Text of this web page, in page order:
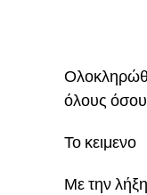
όλους
Το κειμενο
Με την